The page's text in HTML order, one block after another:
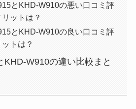
とKHD-W910の悪い口コミ評
ットは？
とKHD-W910の良い口コミ評
トは？
KHD-W910の違い比較まと